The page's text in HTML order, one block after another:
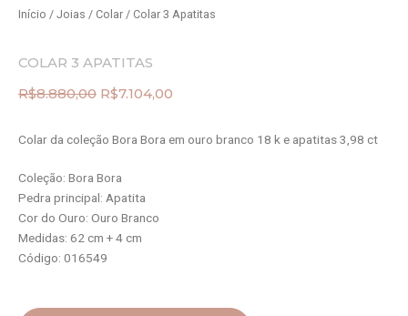
Início / Joias / Colar / Colar 3 Apatitas
COLAR 3 APATITAS
R$8.880,00
original
R$8.880,00.
R$7.104,00
atual
Colar da coleção Bora Bora em ouro branco 18 k e apatitas 3,98 ct
Coleção: Bora Bora
Pedra principal: Apatita
Cor do Ouro: Ouro Branco
Medidas: 62 cm + 4 cm
Código: 016549